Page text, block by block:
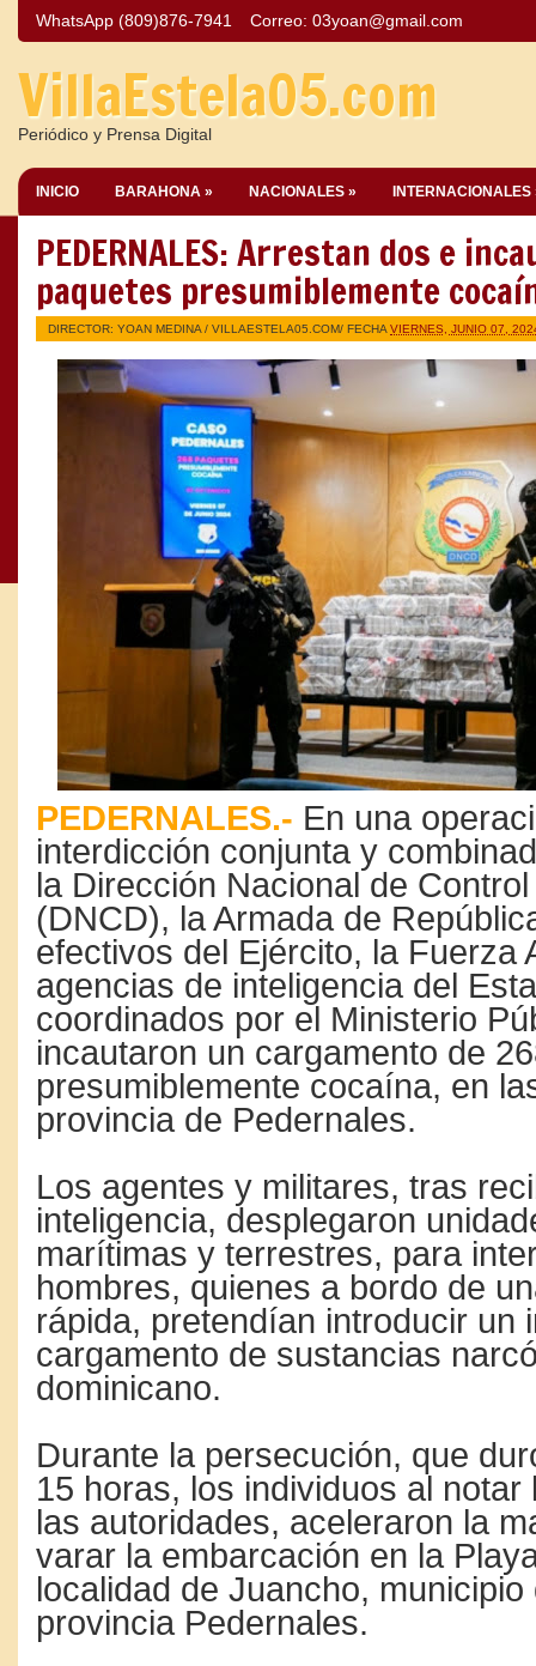
WhatsApp (809)876-7941 Correo: 03yoan@gmail.com
VillaEstela05.com
Periódico y Prensa Digital
INICIO BARAHONA » NACIONALES » INTERNACIONALES
PEDERNALES: Arrestan dos e
paquetes presumiblemente
DIRECTOR: YOAN MEDINA / VILLAESTELA05.COM/ FECHA VIERNES, JUNIO 07,
PEDERNALES.- En una
interdicción conjunta y
la Dirección Nacional de
(DNCD), la Armada de
efectivos del Ejército, la Fuerza
agencias de inteligencia del
coordinados por el Ministerio
incautaron un cargamento de
presumiblemente cocaína, en
provincia de Pedernales.
Los agentes y militares, tras
inteligencia, desplegaron
marítimas y terrestres, para
hombres, quienes a bordo de
rápida, pretendían introducir un
cargamento de sustancias
dominicano.
Durante la persecución, que
15 horas, los individuos al notar
las autoridades, aceleraron la
varar la embarcación en la
localidad de Juancho,
provincia Pedernales.